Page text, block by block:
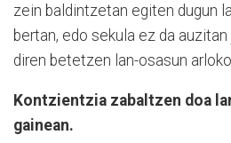
zein baldintzetan egiten dugun
bertan, edo sekula ez da
diren betetzen lan-osasun
Kontzientzia zabaltzen doa
gainean.